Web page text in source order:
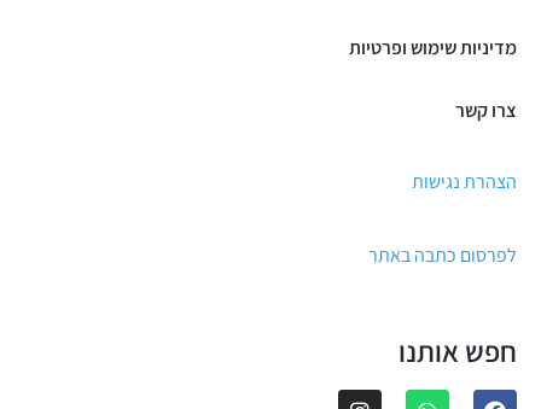
מדיניות שימוש ופרטיות
צרו קשר
הצהרת נגישות
לפרסום כתבה באתר
חפש אותנו